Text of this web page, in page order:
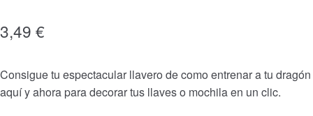
3,49 €
Consigue tu espectacular llavero de como entrenar a tu dragón
aquí y ahora para decorar tus llaves o mochila en un clic.